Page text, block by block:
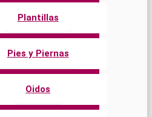
Plantillas
Pies y Piernas
Oidos